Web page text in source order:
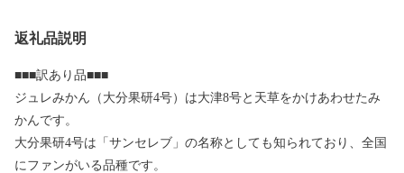
返礼品説明
■■■訳あり品■■■
ジュレみかん（大分果研4号）は大津8号と天草をかけあわせたみ
かんです。
大分果研4号は「サンセレブ」の名称としても知られており、全国
にファンがいる品種です。